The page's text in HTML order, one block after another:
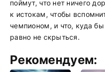
поймут, что нет ничего
к истокам, чтобы
чемпионом, и что, куда
равно не скрыться.
Рекомендуем: